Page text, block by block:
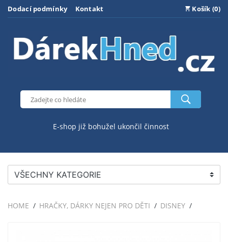
Dodací podmínky Kontakt Košík (0)
E-shop již bohužel ukončil činnost
VŠECHNY KATEGORIE
HOME HRAČKY, DÁRKY NEJEN PRO DĚTI DISNEY